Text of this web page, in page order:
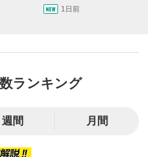
します。
りします。
再生したい位置をクリック
1日前
ランキング
週間 月間